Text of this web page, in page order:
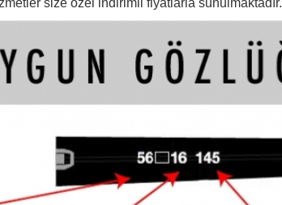
size özel indirimli fiyatlarla sunulmaktadır.